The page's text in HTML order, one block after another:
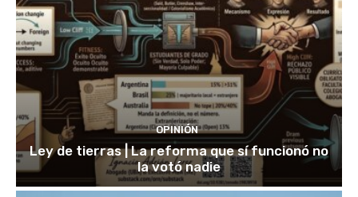
OPINIÓN
Ley de tierras | La reforma que sí funcionó no
la votó nadie